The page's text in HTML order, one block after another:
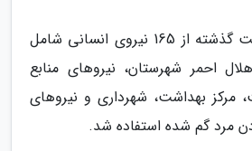
وی افزود: در 72 ساعت گذشته از 165 نیروی انسانی شامل
احمر شهرستان، نیروهای منابع
بهداشت، شهرداری و نیروهای
مرد گم شده استفاده شد.